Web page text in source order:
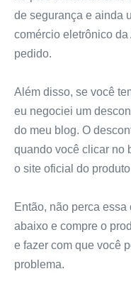
de segurança e ainda
comércio eletrônico
pedido.
Além disso, se você
eu negociei um
do meu blog. O
quando você clicar no
o site oficial do
Então, não perca
abaixo e compre o
e fazer com que você
problema.